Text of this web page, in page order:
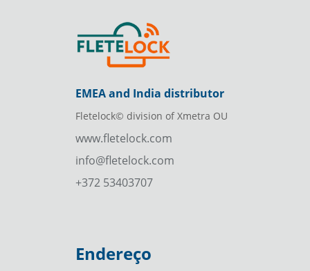
EMEA and India distributor
Fletelock© division of Xmetra OU
www.fletelock.com
info@fletelock.com
+372 53403707
Endereço